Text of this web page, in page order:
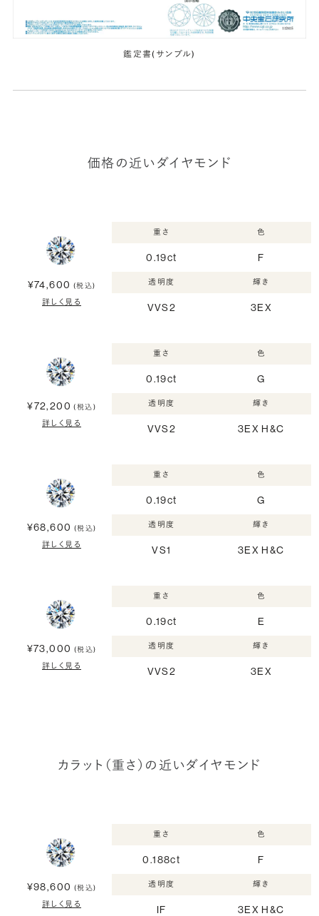
鑑定書(サンプル)
価格の近いダイヤモンド
¥74,600 (税込)
詳しく見る
重さ
0.19ct
色
F
透明度
VVS2
輝き
3EX
¥72,200 (税込)
詳しく見る
重さ
0.19ct
色
G
透明度
VVS2
輝き
3EX H&C
¥68,600 (税込)
詳しく見る
重さ
0.19ct
色
G
透明度
VS1
輝き
3EX H&C
¥73,000 (税込)
詳しく見る
重さ
0.19ct
色
E
透明度
VVS2
輝き
3EX
カラット（重さ）の近いダイヤモンド
¥98,600 (税込)
詳しく見る
重さ
0.188ct
色
F
透明度
IF
輝き
3EX H&C